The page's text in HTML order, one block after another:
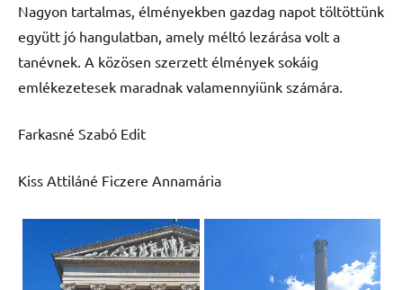
Nagyon tartalmas, élményekben gazdag napot töltöttünk
együtt jó hangulatban, amely méltó lezárása volt a
tanévnek. A közösen szerzett élmények sokáig
emlékezetesek maradnak valamennyiünk számára.
Farkasné Szabó Edit
Kiss Attiláné Ficzere Annamária